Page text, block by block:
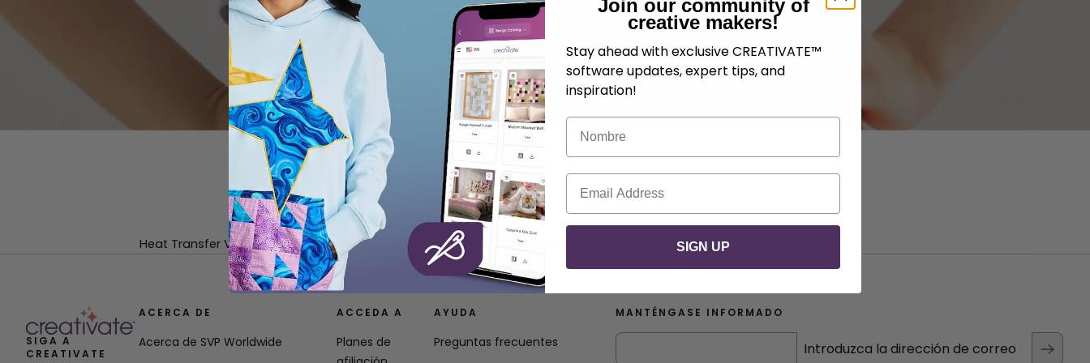
Heat Transfer Vinyl (HTV) makes it easy to customize fabric using designs created in the Crafting Software.
SIGA A
CREATIVATE
ACERCA DE
Acerca de SVP Worldwide
ACCEDA A
Planes de
AYUDA
Preguntas frecuentes
MANTÉNGASE INFORMADO
Introduzca la dirección de correo
Join our community of
creative makers!
Stay ahead with exclusive CREATIVATE™
software updates, expert tips, and
inspiration!
Nombre
Correo electrónico
SIGN UP